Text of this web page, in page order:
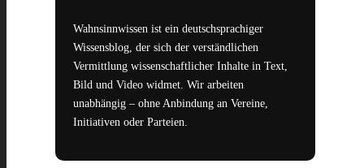
Wahnsinnwissen ist ein deutschsprachiger
Wissensblog, der sich der verständlichen
Vermittlung wissenschaftlicher Inhalte in Text,
Bild und Video widmet. Wir arbeiten
unabhängig – ohne Anbindung an Vereine,
Initiativen oder Parteien.